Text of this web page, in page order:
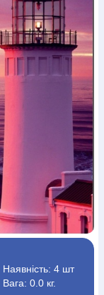
Галантерея
Біжутерія
Картини
Свічки
убори
ігри
Пазли
номером:+38
Наявність: 4 шт
Вага: 0.0 кг.